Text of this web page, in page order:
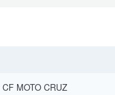
MOTO CRUZ